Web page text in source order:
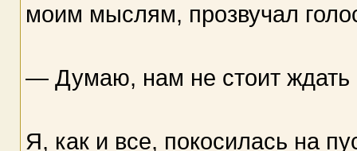
моим мыслям, прозвучал
— Думаю, нам не стоит ждать
Я, как и все, покосилась на